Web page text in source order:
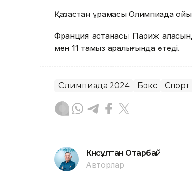
Қазақстан құрамасы Олимпиада
Франция астанасы Париж
мен 11 тамыз аралығында өтеді.
Олимпиада 2024 Бокс Спорт
Күнсұлтан Отарбай
Авторлар